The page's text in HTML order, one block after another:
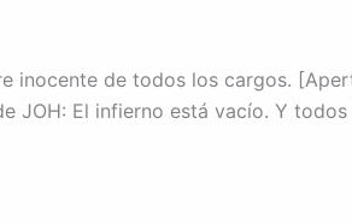
inocente de todos los cargos.
JOH: El infierno está vacío. Y